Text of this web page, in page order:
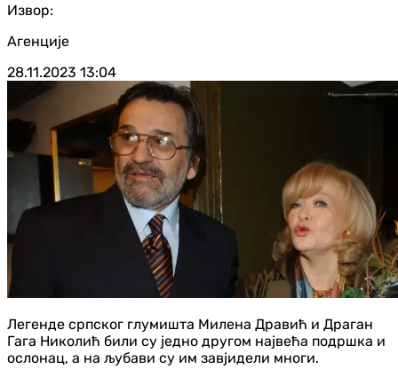
Извор:
Агенције
28.11.2023 13:04
Легенде српског глумишта Милена Дравић и Драган
Гага Николић били су једно другом највећа подршка и
ослонац, а на љубави су им завјидели многи.